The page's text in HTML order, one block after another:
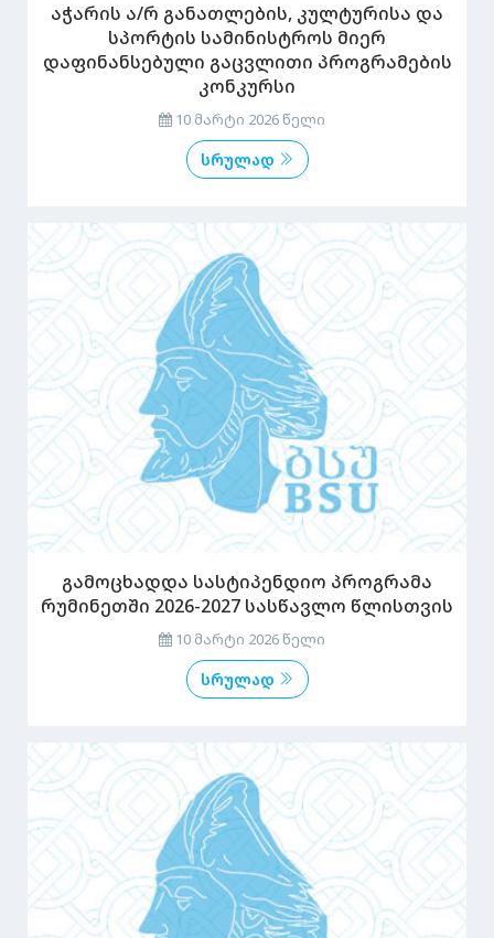
აჭარის ა/რ განათლების, კულტურისა და
სპორტის სამინისტროს მიერ
დაფინანსებული გაცვლითი პროგრამების
კონკურსი
10 მარტი 2026 წელი
სრულად
გამოცხადდა სასტიპენდიო პროგრამა
რუმინეთში 2026-2027 სასწავლო წლისთვის
10 მარტი 2026 წელი
სრულად